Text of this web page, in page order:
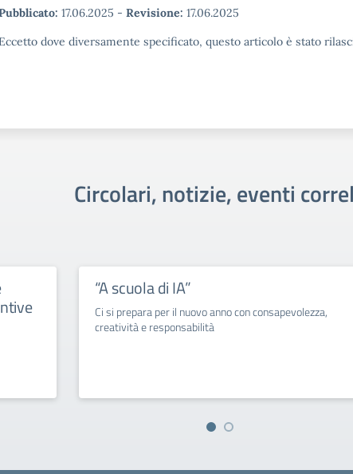
17.06.2025 - Revisione: 17.06.2025
dove diversamente specificato, questo articolo è stato
Circolari, notizie, eventi
“A scuola di IA”
Ci si prepara per il nuovo anno con consapevolezza,
creatività e responsabilità